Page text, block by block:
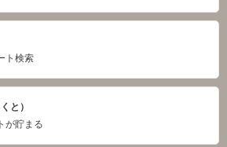
ト検索
と）
が貯まる